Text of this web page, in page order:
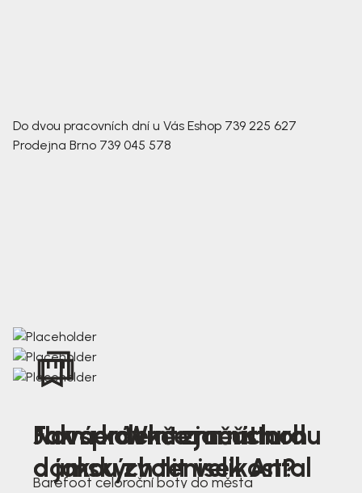
Do dvou pracovních dní u Vás Eshop 739 225 627
Prodejna Brno 739 045 578
Nová kolekce jarních
dámských tenisek Antal
Jak správně změřit nohu
a jakou zvolit velikost?
Farmer Winter mustard
Barefoot celoroční boty do města